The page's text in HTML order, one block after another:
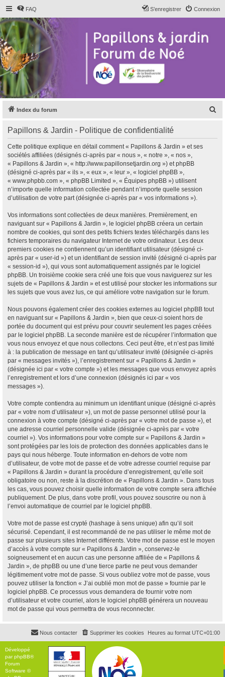
FAQ Connexion
S’enregistrer
Index du forum
Papillons & Jardin - Politique de confidentialité
Cette politique explique en détail comment « Papillons & Jardin » et ses
sociétés affiliées (désignés ci-après par « nous », « notre », « nos »,
« Papillons & Jardin », « http://www.papillonsetjardin.org ») et phpBB
(désigné ci-après par « ils », « eux », « leur », « logiciel phpBB »,
« www.phpbb.com », « phpBB Limited », « Équipes phpBB ») utilisent
n’importe quelle information collectée pendant n’importe quelle session
d’utilisation de votre part (désignée ci-après par « vos informations »).
Vos informations sont collectées de deux manières. Premièrement, en
naviguant sur « Papillons & Jardin », le logiciel phpBB créera un certain
nombre de cookies, qui sont des petits fichiers textes téléchargés dans les
fichiers temporaires du navigateur Internet de votre ordinateur. Les deux
premiers cookies ne contiennent qu’un identifiant utilisateur (désigné ci-
après par « user-id ») et un identifiant de session invité (désigné ci-après par
« session-id »), qui vous sont automatiquement assignés par le logiciel
phpBB. Un troisième cookie sera créé une fois que vous naviguerez sur les
sujets de « Papillons & Jardin » et est utilisé pour stocker les informations sur
les sujets que vous avez lus, ce qui améliore votre navigation sur le forum.
Nous pouvons également créer des cookies externes au logiciel phpBB tout
en naviguant sur « Papillons & Jardin », bien que ceux-ci soient hors de
portée du document qui est prévu pour couvrir seulement les pages créées
par le logiciel phpBB. La seconde manière est de récupérer l’information que
vous nous envoyez et que nous collectons. Ceci peut être, et n’est pas limité
à : la publication de message en tant qu’utilisateur invité (désignée ci-après
par « messages invités »), l’enregistrement sur « Papillons & Jardin »
(désignée ici par « votre compte ») et les messages que vous envoyez après
l’enregistrement et lors d’une connexion (désignés ici par « vos
messages »).
Votre compte contiendra au minimum un identifiant unique (désigné ci-après
par « votre nom d’utilisateur »), un mot de passe personnel utilisé pour la
connexion à votre compte (désigné ci-après par « votre mot de passe »), et
une adresse courriel personnelle valide (désignée ci-après par « votre
courriel »). Vos informations pour votre compte sur « Papillons & Jardin »
sont protégées par les lois de protection des données applicables dans le
pays qui nous héberge. Toute information en-dehors de votre nom
d’utilisateur, de votre mot de passe et de votre adresse courriel requise par
« Papillons & Jardin » durant la procédure d’enregistrement, qu’elle soit
obligatoire ou non, reste à la discrétion de « Papillons & Jardin ». Dans tous
les cas, vous pouvez choisir quelle information de votre compte sera affichée
publiquement. De plus, dans votre profil, vous pouvez souscrire ou non à
l’envoi automatique de courriel par le logiciel phpBB.
Votre mot de passe est crypté (hashage à sens unique) afin qu’il soit
sécurisé. Cependant, il est recommandé de ne pas utiliser le même mot de
passe sur plusieurs sites Internet différents. Votre mot de passe est le moyen
d’accès à votre compte sur « Papillons & Jardin », conservez-le
soigneusement et en aucun cas une personne affiliée de « Papillons &
Jardin », de phpBB ou une d’une tierce partie ne peut vous demander
légitimement votre mot de passe. Si vous oubliez votre mot de passe, vous
pouvez utiliser la fonction « J’ai oublié mon mot de passe » fournie par le
logiciel phpBB. Ce processus vous demandera de fournir votre nom
d’utilisateur et votre courriel, alors le logiciel phpBB générera un nouveau
mot de passe qui vous permettra de vous reconnecter.
Heures au format UTC+01:00
Supprimer les cookies
Nous contacter
Développé
parphpBB®
Forum
Software ©